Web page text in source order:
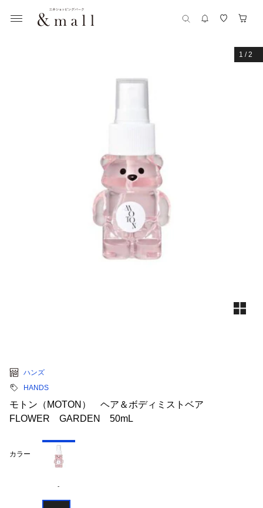
1 /2
ハンズ
HANDS
モトン（MOTON） ヘア＆ボディミストベア
FLOWER GARDEN 50mL
カラー
-